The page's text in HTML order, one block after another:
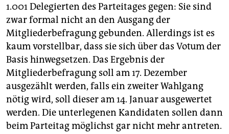
1.001 Delegierten des Parteitages gegen: Sie sind
zwar formal nicht an den Ausgang der
Mitgliederbefragung gebunden. Allerdings ist es
kaum vorstellbar, dass sie sich über das Votum der
Basis hinwegsetzen. Das Ergebnis der
Mitgliederbefragung soll am 17. Dezember
ausgezählt werden, falls ein zweiter Wahlgang
nötig wird, soll dieser am 14. Januar ausgewertet
werden. Die unterlegenen Kandidaten sollen dann
beim Parteitag möglichst gar nicht mehr antreten.